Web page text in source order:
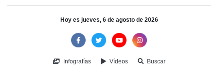
Hoy es jueves, 6 de agosto de 2026
Infografías Vídeos Buscar